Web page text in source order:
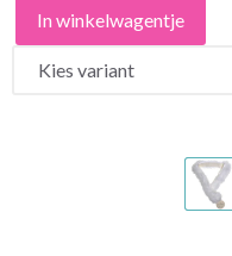
In winkelwagentje